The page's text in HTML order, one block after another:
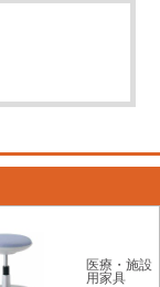
医療・施設
用家具